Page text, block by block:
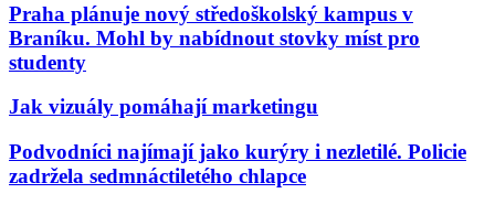
Praha plánuje nový středoškolský kampus v
Braníku. Mohl by nabídnout stovky míst pro
studenty
Jak vizuály pomáhají marketingu
Podvodníci najímají jako kurýry i nezletilé. Policie
zadržela sedmnáctiletého chlapce